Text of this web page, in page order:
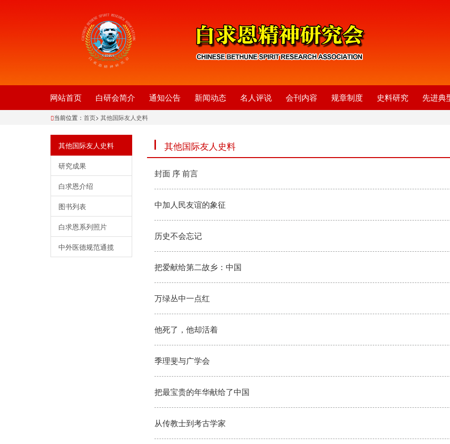
网站首页 白研会简介 通知公告 新闻动态 名人评说 会刊内容 规章制度 史料研究 先进典
当前位置： 首页> 其他国际友人史料
其他国际友人史料
研究成果
白求恩介绍
图书列表
白求恩系列照片
中外医德规范通揽
其他国际友人史料
封面 序 前言
中加人民友谊的象征
历史不会忘记
把爱献给第二故乡：中国
万绿丛中一点红
他死了，他却活着
季理斐与广学会
把最宝贵的年华献给了中国
从传教士到考古学家